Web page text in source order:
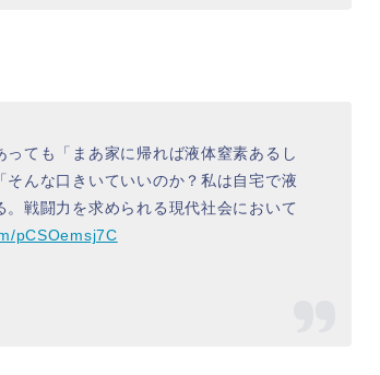
ても「まあ家に帰れば液体窒素あるし
んな口きいていいのか？私は自宅で液
戦闘力を求められる現代社会において
pCSOemsj7C